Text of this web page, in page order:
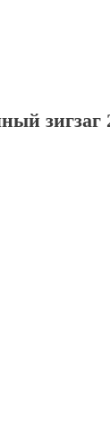
зигзаг